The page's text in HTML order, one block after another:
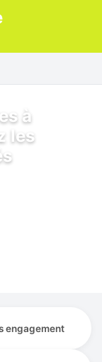
à
les
engagement